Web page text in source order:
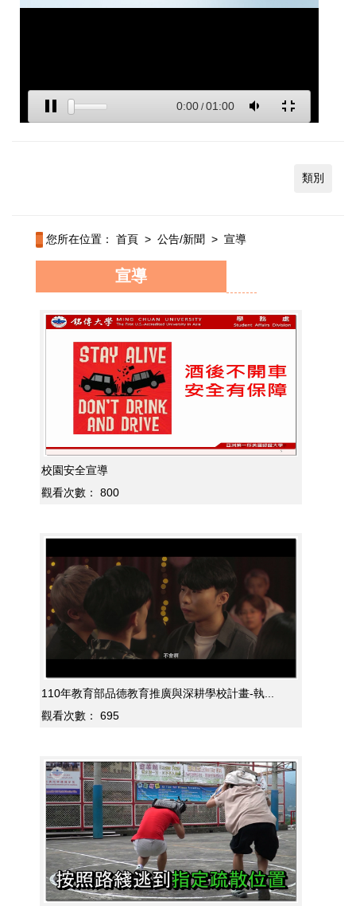
類別
您所在位置： 首頁 > 公告/新聞 > 宣導
宣導
校園安全宣導
觀看次數：
800
110年教育部品德教育推廣與深耕學校計畫-執...
觀看次數：
695